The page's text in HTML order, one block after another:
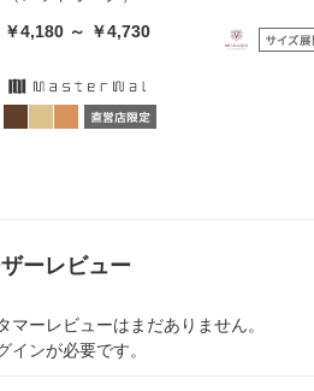
￥4,180 ～ ￥4,730
ーレビュー
マーレビューはまだありません。
インが必要です。